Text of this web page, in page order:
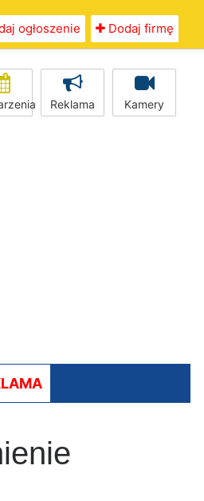
ogłoszenie Dodaj firmę
Reklama Kamery